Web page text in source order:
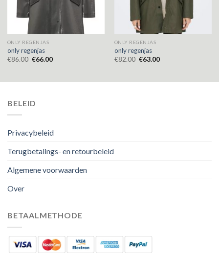
ONLY REGENJAS
only regenjas
€86.00 €66.00
ONLY REGENJAS
only regenjas
€82.00 €63.00
BELEID
Privacybeleid
Terugbetalings- en retourbeleid
Algemene voorwaarden
Over
BETAALMETHODE